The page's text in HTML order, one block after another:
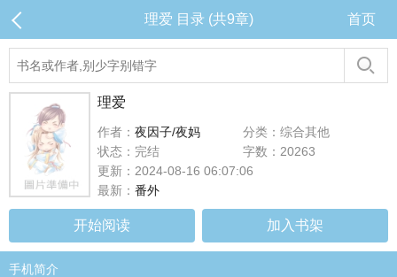
理爱 目录 (共9章) 首页
理爱
作者： 夜因子/夜妈
分类：综合其他
状态：完结
字数：20263
更新：2024-08-16 06:07:06
最新： 番外
开始阅读 加入书架
手机简介